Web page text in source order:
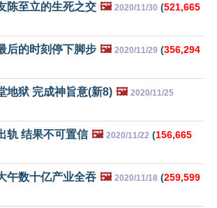
陈至立的生死之交 🖼️ 2020/11/30 (521,665
后的时刻停下脚步 🖼️ 2020/11/29 (356,294
地狱 完成神旨意(新8) 🖼️ 2020/11/25
轨 结果不可置信 🖼️ 2020/11/22 (156,665
午数十亿产业全吞 🖼️ 2020/11/18 (259,599